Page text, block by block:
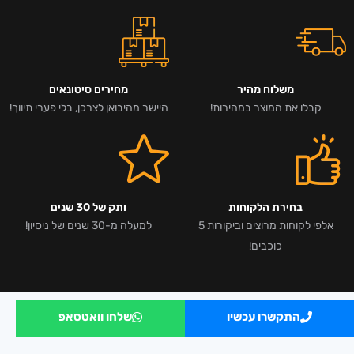
משלוח מהיר
קבלו את המוצר במהירות!
מחירים סיטונאים
היישר מהיבואן לצרכן, בלי פערי תיווך!
בחירת הלקוחות
אלפי לקוחות מרוצים וביקורות 5
כוכבים!
ותק של 30 שנים
למעלה מ-30 שנים של ניסיון!
התקשרו עכשיו שלחו וואטסאפ